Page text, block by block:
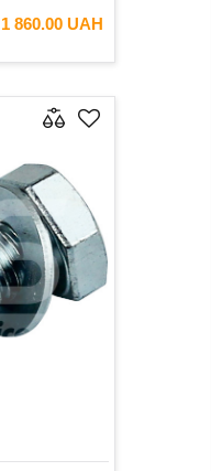
1 860.00 UAH
В КОШИК